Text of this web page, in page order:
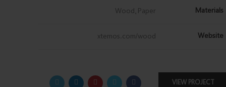
Materials
Wood, Paper
Website
xtemos.com/wood
VIEW PROJECT